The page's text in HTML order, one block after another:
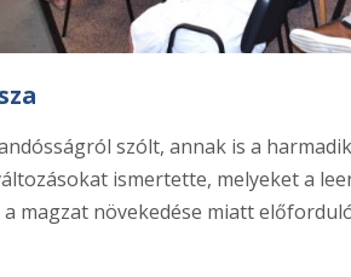
szólt, annak is a
ismertette, melyeket a
magzat növekedése miatt